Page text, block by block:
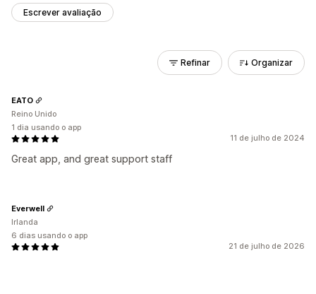
Escrever avaliação
Refinar Organizar
11 de julho de 2024
Great app, and great support staff
EATO
Reino Unido
1 dia usando o app
21 de julho de 2026
Everwell
Irlanda
6 dias usando o app